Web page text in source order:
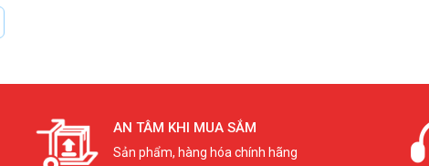
AN TÂM KHI MUA SẮM
Sản phẩm, hàng hóa chính hãng